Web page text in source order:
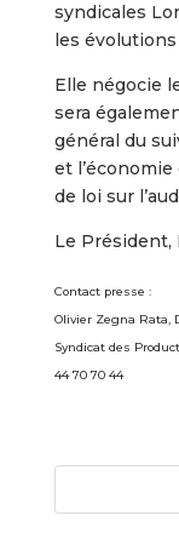
syndicales
les
Elle négocie
sera
général du
et
de loi sur
Le Président,
Contact presse :
Olivier Zegna Rata,
Syndicat des
44 70 70 44